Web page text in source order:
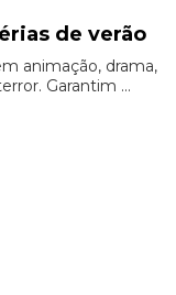
de verão
animação, drama,
Garantim ...